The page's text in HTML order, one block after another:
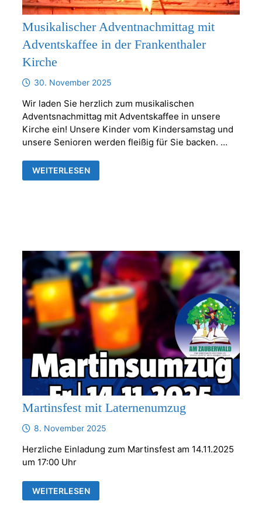
Musikalischer Adventnachmittag mit
Adventskaffee in der Frankenthaler
Kirche
30. November 2025
Wir laden Sie herzlich zum musikalischen
Adventsnachmittag mit Adventskaffee in unsere
Kirche ein! Unsere Kinder vom Kindersamstag und
unsere Senioren werden fleißig für Sie backen. …
MUSIKALISCHER
ADVENTNACHMITTAG
WEITERLESEN
Martinsfest mit Laternenumzug
8. November 2025
Herzliche Einladung zum Martinsfest am 14.11.2025
um 17:00 Uhr
MARTINSFEST
MIT
WEITERLESEN